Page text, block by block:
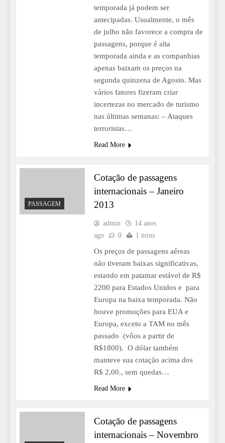
temporada já podem ser
antecipadas. Usualmente, o mês
de julho não favorece a compra de
passagens, porque é alta
temporada ainda e as companhias
apenas baixam os preços na
segunda quinzena de Agosto. Mas
vários fatores fizeram criar
incertezas no mercado de turismo
nas últimas semanas: – Ataques
terroristas…
Read More
PASSAGEM
Cotação de passagens
internacionais – Janeiro
2013
admin
14 anos
ago
0 1 mins
Os preços de passagens aéreas
não tiveram baixas significativas,
estando em patamar estável de R$
2200 para Estados Unidos e para
Europa na baixa temporada. Não
houve promoções para EUA e
Europa, exceto a TAM no mês
passado (vôos a partir de
R$1800). O dólar também
manteve sua cotação acima dos
R$ 2,00., sem quedas…
Read More
Cotação de passagens
internacionais – Novembro